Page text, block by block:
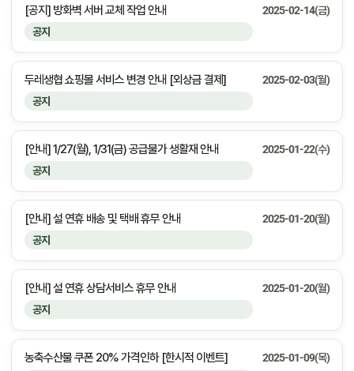
공지
[공지] 방화벽 서버 교체 작업 안내 2025-02-14(금)
공지
두레생협 쇼핑몰 서비스 변경 안내 [외상금 결제] 2025-02-03(월)
공지
[안내] 1/27(월), 1/31(금) 공급불가 생활재 안내 2025-01-22(수)
공지
[안내] 설 연휴 배송 및 택배 휴무 안내 2025-01-20(월)
공지
[안내] 설 연휴 상담서비스 휴무 안내 2025-01-20(월)
농축수산물 쿠폰 20% 가격인하 [한시적 이벤트] 2025-01-09(목)